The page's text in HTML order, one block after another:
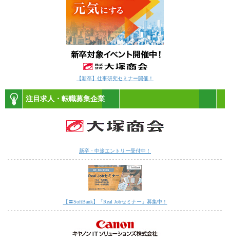
【新卒】仕事研究セミナー開催！
注目求人・転職募集企業
新卒・中途エントリー受付中！
【〓SoftBank】「Real Jobセミナー」募集中！